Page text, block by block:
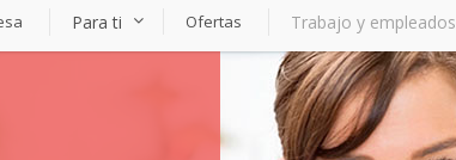
Para ti Ofertas Trabajo y empleados